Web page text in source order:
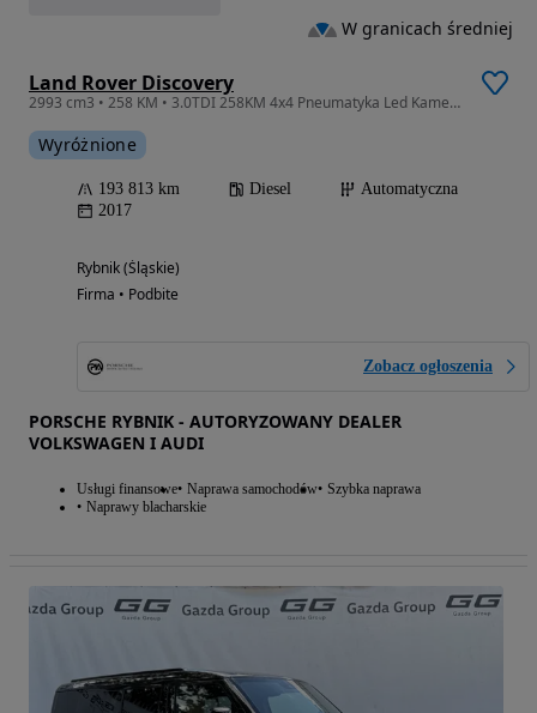
Land Rover Discovery
2993 cm3 • 258 KM • 3.0TDI 258KM 4x4 Pneumatyka Led Kamera Navi GrzaneFotele
Wyróżnione
193 813 km Diesel
Automatyczna
2017
Rybnik (Śląskie)
Firma • Podbite
Zobacz ogłoszenia
PORSCHE RYBNIK - AUTORYZOWANY DEALER
VOLKSWAGEN I AUDI
Usługi finansowe Naprawa samochodów Szybka naprawa
Naprawy blacharskie
W granicach średniej